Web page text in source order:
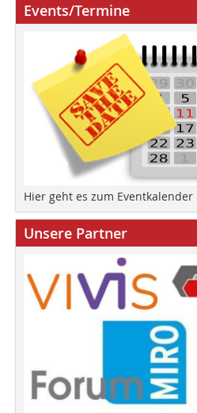
Events/Termine
Hier geht es zum Eventkalender
Unsere Partner